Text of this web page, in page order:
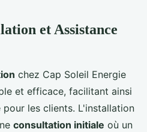
et Assistance
chez Cap Soleil Energie
et efficace, facilitant ainsi
les clients. L'installation
consultation initiale où un